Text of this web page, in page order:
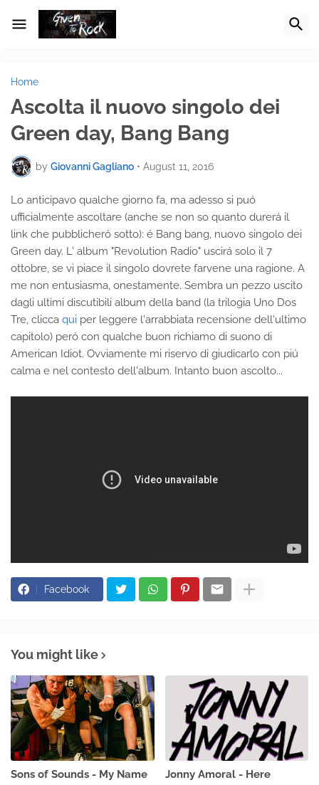
Home
Ascolta il nuovo singolo dei
Green day, Bang Bang
by Giovanni Gagliano • August 11, 2016
Lo anticipavo qualche giorno fa, ma adesso si puó
ufficialmente ascoltare (anche se non so quanto durerá il
link che pubblicheró sotto): é Bang bang, nuovo singolo dei
Green day. L' album "Revolution Radio" uscirá solo il 7
ottobre, se vi piace il singolo dovrete farvene una ragione. A
me non entusiasma, onestamente. Sembra un pezzo uscito
dagli ultimi discutibili album della band (la trilogia Uno Dos
Tre, clicca qui per leggere l'arrabbiata recensione dell'ultimo
capitolo) peró con qualche buon richiamo di suono di
American Idiot. Ovviamente mi riservo di giudicarlo con piú
calma e nel contesto dell'album. Intanto buon ascolto...
Facebook
You might like
Sons of Sounds - My Name Jonny Amoral - Here